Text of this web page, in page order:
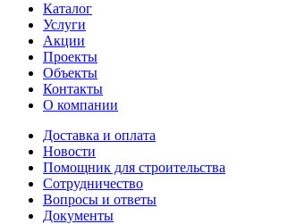
Каталог
Услуги
Акции
Проекты
Объекты
Контакты
О компании
Доставка и оплата
Новости
Помощник для строительства
Сотрудничество
Вопросы и ответы
Документы